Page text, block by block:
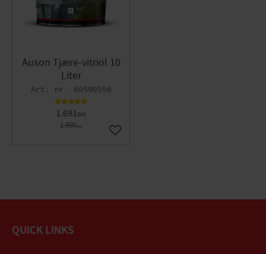
Auson Tjære-vitriol 10
Liter
60590556
1.691DKK
1.900DKK
Gem som favorit
QUICK LINKS